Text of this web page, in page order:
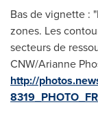
Bas de vignette :
zones. Les
secteurs de
CNW/Arianne
http://